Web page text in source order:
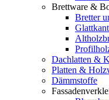
Brettware &
Bretter
Dachlatten &
Platten &
Dämmstoffe